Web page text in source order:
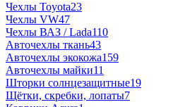
Чехлы Toyota23
Чехлы VW47
Чехлы ВАЗ / Lada110
Авточехлы ткань43
Авточехлы экокожа159
Авточехлы майки11
Шторки солнцезащитные19
Щётки, скребки, лопаты7